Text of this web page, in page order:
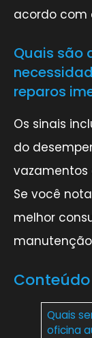
acordo com
Quais são
reparos
Os sinais
do
vazamentos
Se você
melhor
Quais
oficina